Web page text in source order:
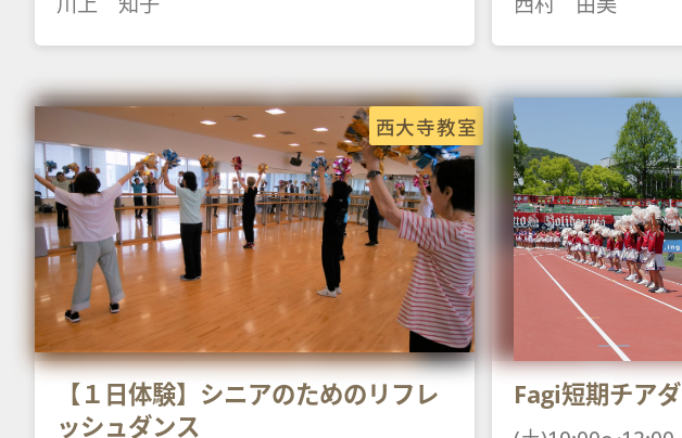
西大寺教室
【１日体験】シニアのためのリフレ
ッシュダンス
Fagi短期チア